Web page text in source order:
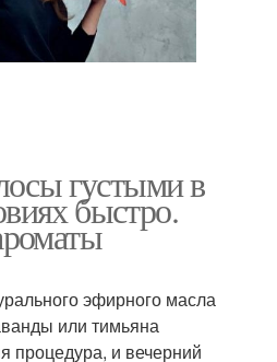
густыми в
быстро.
эфирного масла
или тимьяна
процедура, и вечерний